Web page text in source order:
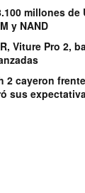
millones de
y NAND
Viture Pro 2,
2 cayeron
sus